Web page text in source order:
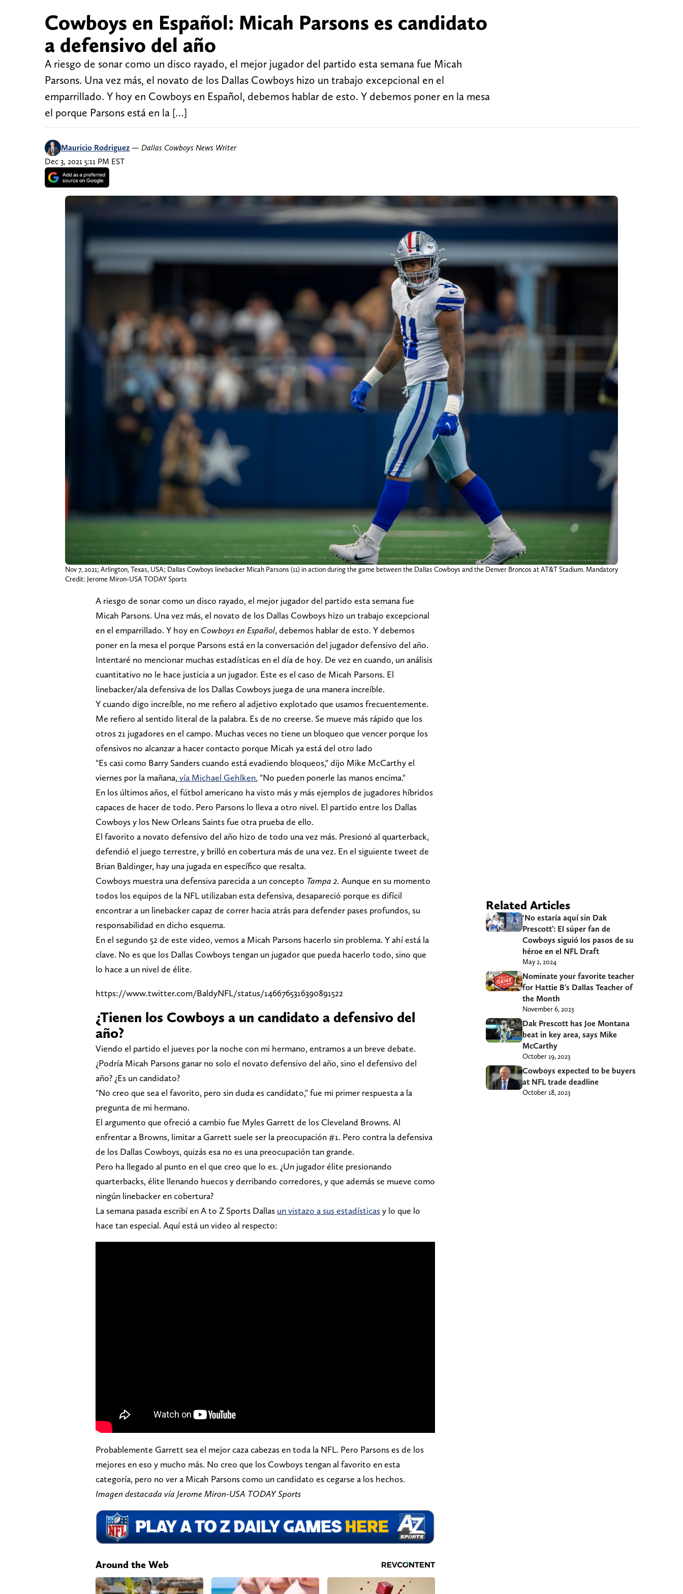
Cowboys en Español: Micah Parsons es candidato
a defensivo del año
A riesgo de sonar como un disco rayado, el mejor jugador del partido esta semana fue Micah
Parsons. Una vez más, el novato de los Dallas Cowboys hizo un trabajo excepcional en el
emparrillado. Y hoy en Cowboys en Español, debemos hablar de esto. Y debemos poner en la mesa
el porque Parsons está en la […]
Mauricio Rodriguez — Dallas Cowboys News Writer
Dec 3, 2021 5:11 PM EST
Nov 7, 2021; Arlington, Texas, USA; Dallas Cowboys linebacker Micah Parsons (11) in action during the game between the Dallas Cowboys and the Denver Broncos at AT&T Stadium. Mandatory
Credit: Jerome Miron-USA TODAY Sports
A riesgo de sonar como un disco rayado, el mejor jugador del partido esta semana fue
Micah Parsons. Una vez más, el novato de los Dallas Cowboys hizo un trabajo excepcional
en el emparrillado. Y hoy en Cowboys en Español, debemos hablar de esto. Y debemos
poner en la mesa el porque Parsons está en la conversación del jugador defensivo del año.
Intentaré no mencionar muchas estadísticas en el día de hoy. De vez en cuando, un análisis
cuantitativo no le hace justicia a un jugador. Este es el caso de Micah Parsons. El
linebacker/ala defensiva de los Dallas Cowboys juega de una manera increíble.
Y cuando digo increíble, no me refiero al adjetivo explotado que usamos frecuentemente.
Me refiero al sentido literal de la palabra. Es de no creerse. Se mueve más rápido que los
otros 21 jugadores en el campo. Muchas veces no tiene un bloqueo que vencer porque los
ofensivos no alcanzar a hacer contacto porque Micah ya está del otro lado
"Es casi como Barry Sanders cuando está evadiendo bloqueos," dijo Mike McCarthy el
viernes por la mañana, vía Michael Gehlken. "No pueden ponerle las manos encima."
En los últimos años, el fútbol americano ha visto más y más ejemplos de jugadores híbridos
capaces de hacer de todo. Pero Parsons lo lleva a otro nivel. El partido entre los Dallas
Cowboys y los New Orleans Saints fue otra prueba de ello.
El favorito a novato defensivo del año hizo de todo una vez más. Presionó al quarterback,
defendió el juego terrestre, y brilló en cobertura más de una vez. En el siguiente tweet de
Brian Baldinger, hay una jugada en específico que resalta.
Cowboys muestra una defensiva parecida a un concepto Tampa 2. Aunque en su momento
todos los equipos de la NFL utilizaban esta defensiva, desapareció porque es difícil
encontrar a un linebacker capaz de correr hacia atrás para defender pases profundos, su
responsabilidad en dicho esquema.
En el segundo 52 de este video, vemos a Micah Parsons hacerlo sin problema. Y ahí está la
clave. No es que los Dallas Cowboys tengan un jugador que pueda hacerlo todo, sino que
lo hace a un nivel de élite.
https://www.twitter.com/BaldyNFL/status/1466765316390891522
¿Tienen los Cowboys a un candidato a defensivo del
año?
Viendo el partido el jueves por la noche con mi hermano, entramos a un breve debate.
¿Podría Micah Parsons ganar no solo el novato defensivo del año, sino el defensivo del
año? ¿Es un candidato?
"No creo que sea el favorito, pero sin duda es candidato," fue mi primer respuesta a la
pregunta de mi hermano.
El argumento que ofreció a cambio fue Myles Garrett de los Cleveland Browns. Al
enfrentar a Browns, limitar a Garrett suele ser la preocupación #1. Pero contra la defensiva
de los Dallas Cowboys, quizás esa no es una preocupación tan grande.
Pero ha llegado al punto en el que creo que lo es. ¿Un jugador élite presionando
quarterbacks, élite llenando huecos y derribando corredores, y que además se mueve como
ningún linebacker en cobertura?
La semana pasada escribí en A to Z Sports Dallas un vistazo a sus estadísticasy lo que lo
hace tan especial. Aquí está un video al respecto:
Probablemente Garrett sea el mejor caza cabezas en toda la NFL. Pero Parsons es de los
mejores en eso y mucho más. No creo que los Cowboys tengan al favorito en esta
categoría, pero no ver a Micah Parsons como un candidato es cegarse a los hechos.
Imagen destacada vía Jerome Miron-USA TODAY Sports
Around the Web
Related Articles
‘No estaría aquí sin Dak
Prescott’: El súper fan de
Cowboys siguió los pasos de su
héroe en el NFL Draft
May 2, 2024
Nominate your favorite teacher
for Hattie B’s Dallas Teacher of
the Month
November 6, 2023
Dak Prescott has Joe Montana
beat in key area, says Mike
McCarthy
October 19, 2023
Cowboys expected to be buyers
at NFL trade deadline
October 18, 2023